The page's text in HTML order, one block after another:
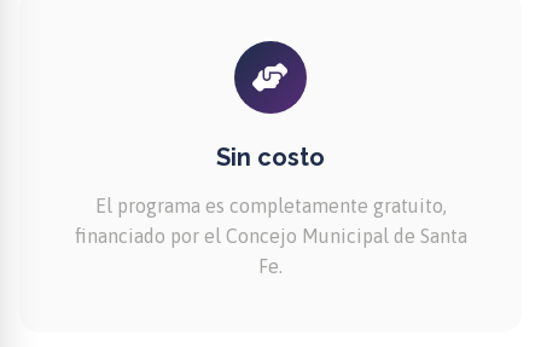
Sin costo
El programa es completamente gratuito,
financiado por el Concejo Municipal de Santa
Fe.